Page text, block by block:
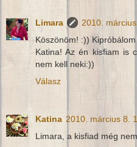
Limara
2010.
Köszönöm! :))
Katina! Az én kisfiam is
nem kell neki:))
Válasz
Katina 2010. március 8.
Limara, a kisfiad még